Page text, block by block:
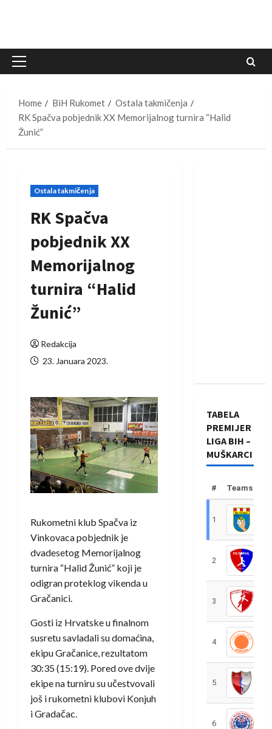
Primary
Home
BiH Rukomet
Ostala takmičenja
RK Spačva pobjednik XX Memorijalnog turnira “Halid
Žunić”
Ostala takmičenja
RK Spačva
pobjednik XX
Memorijalnog
turnira “Halid
Žunić”
Redakcija
23. Januara 2023.
Rukometni klub Spačva iz
Vinkovaca pobjednik je
dvadesetog Memorijalnog
turnira “Halid Žunić” koji je
odigran proteklog vikenda u
Gračanici.
Gosti iz Hrvatske u finalnom
susretu savladali su domaćina,
ekipu Gračanice, rezultatom
30:35 (15:19). Pored ove dvije
ekipe na turniru su učestvovali
još i rukometni klubovi Konjuh
i Gradačac.
TABELA
PREMIJER
LIGA BIH –
MUŠKARCI
# Teams
1
2
3
4
5
6